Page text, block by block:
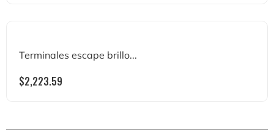
Terminales escape brillo...
$2,223.59